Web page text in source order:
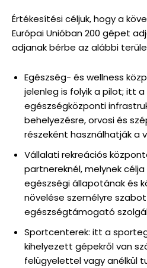
Értékesítési céljuk, hogy a
Európai Unióban 200 gépet
adjanak bérbe az alábbi
Egészség- és wellness
jelenleg is folyik a pilot; itt
egészségközponti
behelyezésre, orvosi és
részeként használhatják a
Vállalati rekreációs
partnereknél, melynek
egészségi állapotának és
növelése személyre
egészségtámogató
Sportcenterek: itt a
kihelyezett gépekről van
felügyelettel vagy anélkül